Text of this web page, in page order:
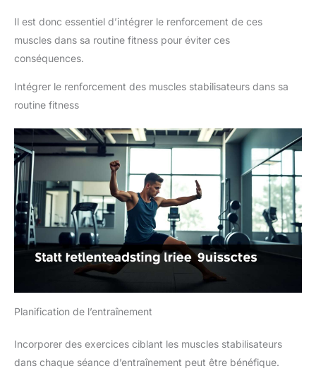
Il est donc essentiel d’intégrer le renforcement de ces
muscles dans sa routine fitness pour éviter ces
conséquences.
Intégrer le renforcement des muscles stabilisateurs dans sa
routine fitness
Planification de l’entraînement
Incorporer des exercices ciblant les muscles stabilisateurs
dans chaque séance d’entraînement peut être bénéfique.